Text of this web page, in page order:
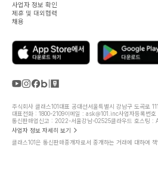
사업자 정보 확인
제휴 및 대외협력
채용
주식회사 클래스101대표 공대선서울특별시 강남구 도곡로
대표전화 : 1800-2109이메일 : ask@101.inc사업자등록번
통신판매업신고 : 2022-서울강남-02525클라우드 호스팅 :
사업자 정보 자세히 보기
클래스101은 통신판매중개자로서 중개하는 거래에 대하여